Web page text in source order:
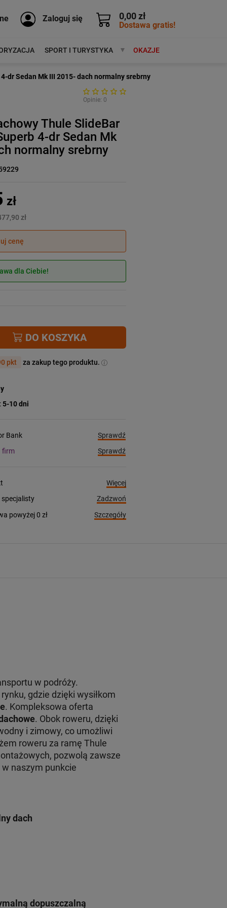
0,00 zł
Dostawa gratis!
Zaloguj się
SPORT I TURYSTYKA MARKIOKAZJE
dr Sedan Mk III 2015- dach normalny srebrny
Opinie: 0
Thule SlideBar
4-dr Sedan Mk
normalny srebrny
zł
zł
cenę
dla Ciebie!
DO KOSZYKA
pkt za zakup tego produktu.
5-10 dni
Bank
Sprawdź
firm
Sprawdź
Więcej
Zadzwoń
powyżej 0 zł
Szczegóły
w podróży.
gdzie dzięki wysiłkom
. Kompleksowa oferta
. Obok roweru, dzięki
i zimowy, co umożliwi
roweru za ramę Thule
pozwolą zawsze
naszym punkcie
dach
dopuszczalną